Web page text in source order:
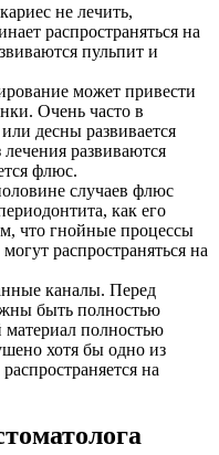
не лечить,
распространяться на
пульпит и
может привести
Очень часто в
десны развивается
развиваются
флюс.
случаев флюс
как его
что гнойные процессы
распространяться на
каналы. Перед
быть полностью
полностью
хотя бы одно из
на